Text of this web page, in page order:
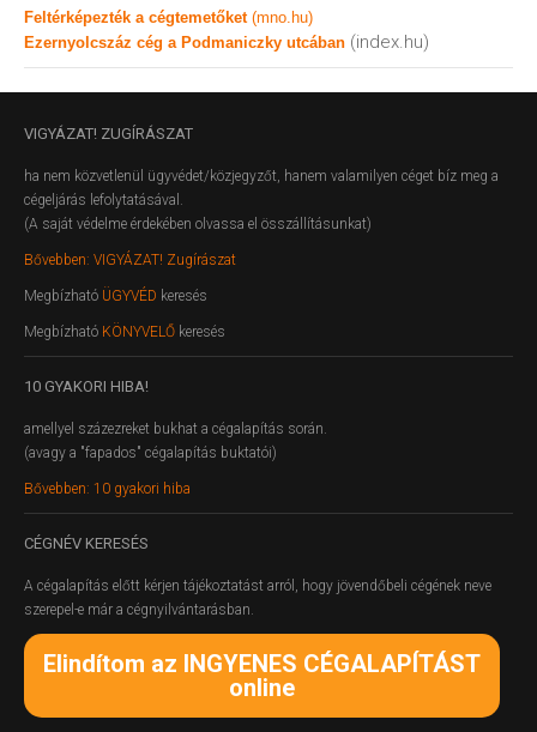
Feltérképezték a cégtemetőket (mno.hu)
Ezernyolcszáz cég a Podmaniczky utcában (index.hu)
VIGYÁZAT! ZUGÍRÁSZAT
ha nem közvetlenül ügyvédet/közjegyzőt, hanem valamilyen céget bíz meg a
cégeljárás lefolytatásával.
(A saját védelme érdekében olvassa el összállításunkat)
Bővebben: VIGYÁZAT! Zugírászat
Megbízható ÜGYVÉD keresés
Megbízható KÖNYVELŐ keresés
10 GYAKORI HIBA!
amellyel százezreket bukhat a cégalapítás során.
(avagy a "fapados" cégalapítás buktatói)
Bővebben: 10 gyakori hiba
CÉGNÉV KERESÉS
A cégalapítás előtt kérjen tájékoztatást arról, hogy jövendőbeli cégének neve
szerepel-e már a cégnyilvántarásban.
Elindítom az INGYENES CÉGALAPÍTÁST
online